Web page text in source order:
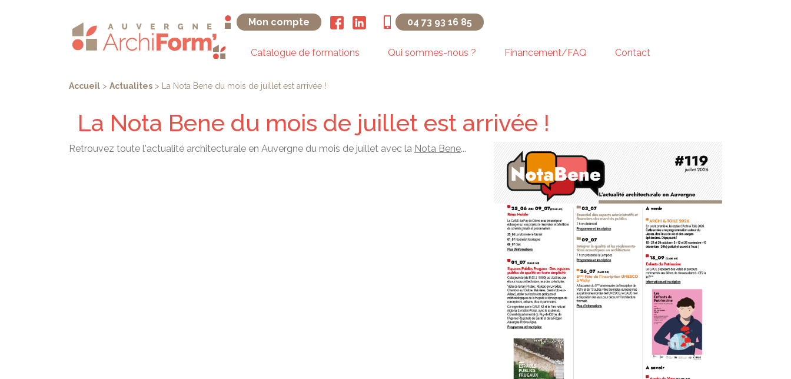
Mon compte 04 73 93 16 85
Catalogue de formations Qui sommes-nous ? Financement/FAQ Contact
You
here
Accueil > Actualites > La Nota Bene du mois de juillet est arrivée !
La Nota Bene du mois de juillet est arrivée !
Retrouvez toute l'actualité architecturale en Auvergne du mois de juillet avec la Nota Bene...